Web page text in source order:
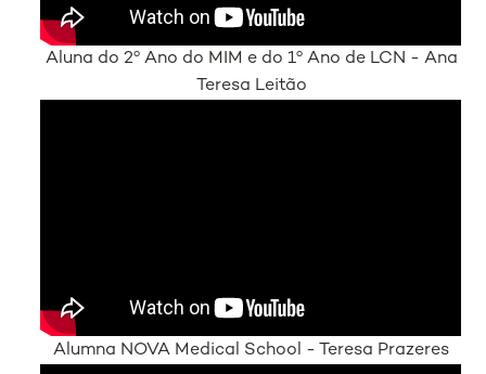
Aluna do 2º Ano do MIM e do 1º Ano de LCN - Ana
Teresa Leitão
Alumna NOVA Medical School - Teresa Prazeres